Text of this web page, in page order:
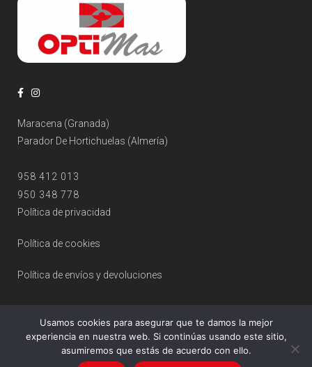
Maracena (Granada)
Parador De Hortichuelas (Almería)
958 412 013
950 348 778
Política de privacidad
Política de cookies
Política de envíos y devoluciones
© 2026 Ópticas OPTIMAS
Usamos cookies para asegurar que te damos la mejor
experiencia en nuestra web. Si continúas usando este sitio,
asumiremos que estás de acuerdo con ello.